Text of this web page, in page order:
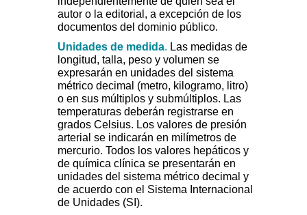
autor o la editorial, a excepción de los
documentos del dominio público.
Unidades de medida. Las medidas de
longitud, talla, peso y volumen se
expresarán en unidades del sistema
métrico decimal (metro, kilogramo, litro)
o en sus múltiplos y submúltiplos. Las
temperaturas deberán registrarse en
grados Celsius. Los valores de presión
arterial se indicarán en milímetros de
mercurio. Todos los valores hepáticos y
de química clínica se presentarán en
unidades del sistema métrico decimal y
de acuerdo con el Sistema Internacional
de Unidades (SI).